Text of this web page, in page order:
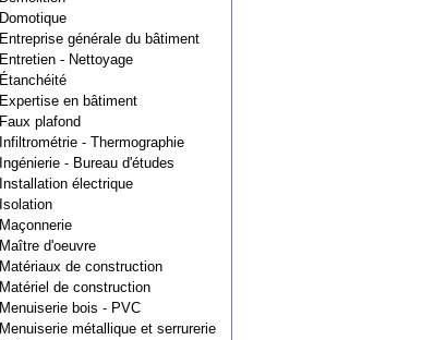
Domotique
Entreprise générale du bâtiment
Entretien - Nettoyage
Étanchéité
Expertise en bâtiment
Faux plafond
Infiltrométrie - Thermographie
Ingénierie - Bureau d'études
Installation électrique
Isolation
Maçonnerie
Maître d'oeuvre
Matériaux de construction
Matériel de construction
Menuiserie bois - PVC
Menuiserie métallique et serrurerie